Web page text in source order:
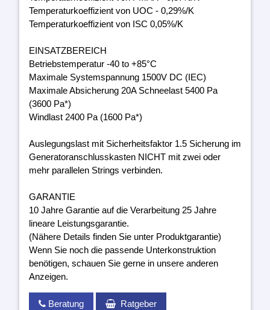
Temperaturkoeffizient von UOC - 0,29%/K
Temperaturkoeffizient von ISC 0,05%/K
EINSATZBEREICH
Betriebstemperatur -40 to +85°C
Maximale Systemspannung 1500V DC (IEC)
Maximale Absicherung 20A Schneelast 5400 Pa
(3600 Pa*)
Windlast 2400 Pa (1600 Pa*)
Auslegungslast mit Sicherheitsfaktor 1.5 Sicherung im
Generatoranschlusskasten NICHT mit zwei oder
mehr parallelen Strings verbinden.
GARANTIE
10 Jahre Garantie auf die Verarbeitung 25 Jahre
lineare Leistungsgarantie.
(Nähere Details finden Sie unter Produktgarantie)
Wenn Sie noch die passende Unterkonstruktion
benötigen, schauen Sie gerne in unsere anderen
Anzeigen.
Beratung Ratgeber